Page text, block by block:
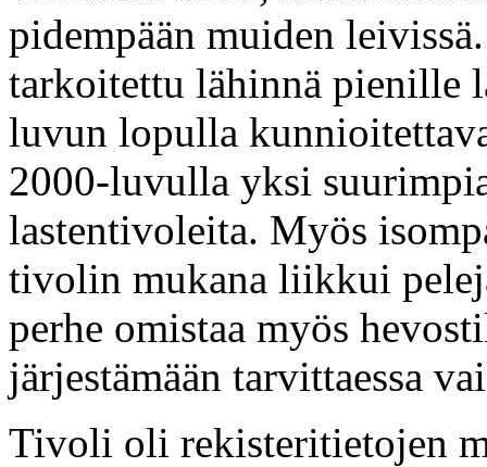
pidempään muiden
tarkoitettu lähinnä pienille
luvun lopulla
2000-luvulla yksi
lastentivoleita. Myös
tivolin mukana liikkui
perhe omistaa myös
järjestämään tarvittaessa
Tivoli oli rekisteritietojen